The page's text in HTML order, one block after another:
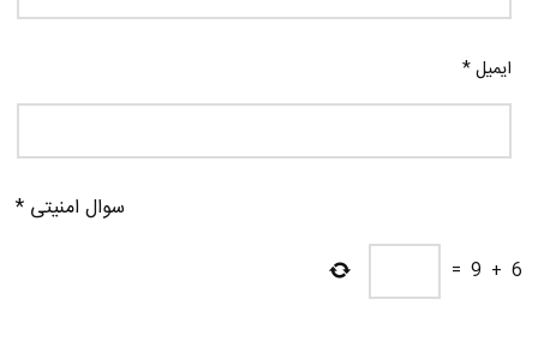
ایمیل*
سوال امنیتی *
6
+
9
=